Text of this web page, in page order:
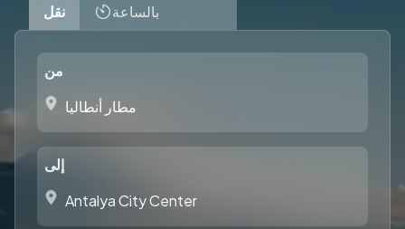
نقل بالساعة
من
إلى